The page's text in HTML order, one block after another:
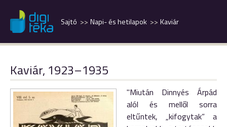
Kaviár
Napi- és hetilapok
Sajtó
Kaviár, 1923–1935
"Miután Dinnyés Árpád
alól és mellől sorra
eltűntek, „kifogytak” a